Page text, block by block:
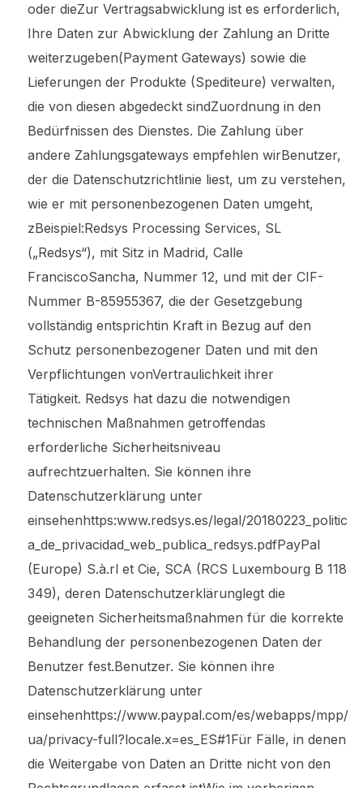
oder dieZur Vertragsabwicklung ist es erforderlich,
Ihre Daten zur Abwicklung der Zahlung an Dritte
weiterzugeben(Payment Gateways) sowie die
Lieferungen der Produkte (Spediteure) verwalten,
die von diesen abgedeckt sindZuordnung in den
Bedürfnissen des Dienstes. Die Zahlung über
andere Zahlungsgateways empfehlen wirBenutzer,
der die Datenschutzrichtlinie liest, um zu verstehen,
wie er mit personenbezogenen Daten umgeht,
zBeispiel:Redsys Processing Services, SL
(„Redsys“), mit Sitz in Madrid, Calle
FranciscoSancha, Nummer 12, und mit der CIF-
Nummer B-85955367, die der Gesetzgebung
vollständig entsprichtin Kraft in Bezug auf den
Schutz personenbezogener Daten und mit den
Verpflichtungen vonVertraulichkeit ihrer
Tätigkeit. Redsys hat dazu die notwendigen
technischen Maßnahmen getroffendas
erforderliche Sicherheitsniveau
aufrechtzuerhalten. Sie können ihre
Datenschutzerklärung unter
einsehenhttps:www.redsys.es/legal/20180223_politic
a_de_privacidad_web_publica_redsys.pdfPayPal
(Europe) S.à.rl et Cie, SCA (RCS Luxembourg B 118
349), deren Datenschutzerklärunglegt die
geeigneten Sicherheitsmaßnahmen für die korrekte
Behandlung der personenbezogenen Daten der
Benutzer fest.Benutzer. Sie können ihre
Datenschutzerklärung unter
einsehenhttps://www.paypal.com/es/webapps/mpp/
ua/privacy-full?locale.x=es_ES#1Für Fälle, in denen
die Weitergabe von Daten an Dritte nicht von den